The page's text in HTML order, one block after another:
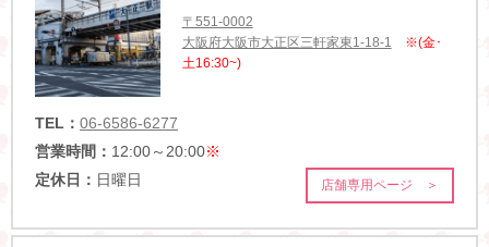
〒551-0002
大阪府大阪市大正区三軒家東1-18-1
※(金･
土16:30~)
TEL： 06-6586-6277
営業時間： 12:00～20:00※
定休日： 日曜日 店舗専用ページ ＞